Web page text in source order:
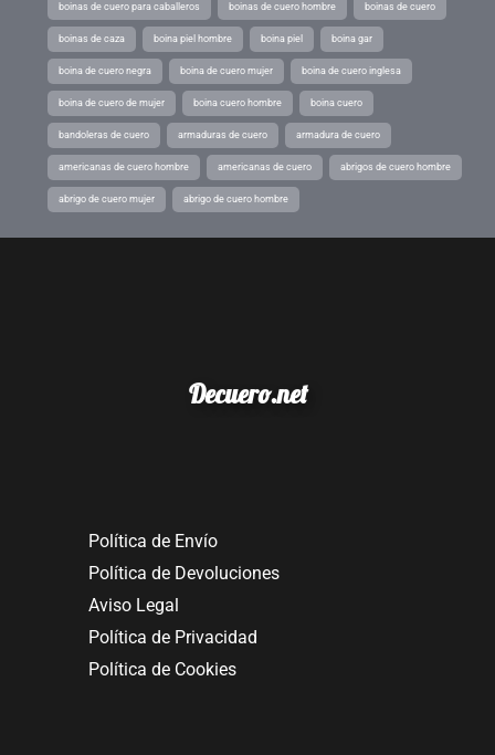
boinas de cuero para caballeros boinas de cuero hombre boinas de cuero
boinas de caza boina piel hombre boina piel boina gar
boina de cuero negra boina de cuero mujer boina de cuero inglesa
boina de cuero de mujer boina cuero hombre boina cuero
bandoleras de cuero armaduras de cuero armadura de cuero
americanas de cuero hombre americanas de cuero abrigos de cuero hombre
abrigo de cuero mujer abrigo de cuero hombre
Decuero.net
Política de Envío
Política de Devoluciones
Aviso Legal
Política de Privacidad
Política de Cookies